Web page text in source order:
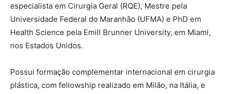
especialista em Cirurgia Geral (RQE), Mestre pela
Universidade Federal do Maranhão (UFMA) e PhD em
Health Science pela Emill Brunner University, em Miami,
nos Estados Unidos.
Possui formação complementar internacional em cirurgia
plástica, com fellowship realizado em Milão, na Itália, e